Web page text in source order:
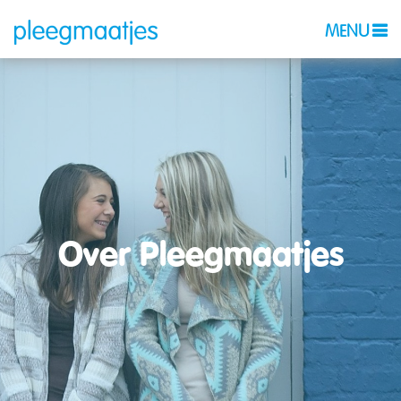
MENU
Over Pleegmaatjes